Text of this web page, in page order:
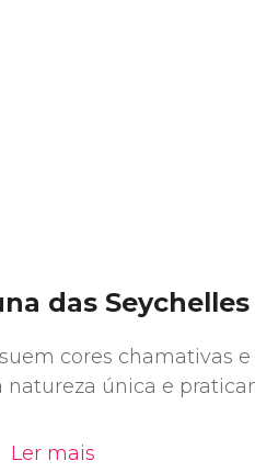
das Seychelles
cores chamativas
única e
Ler mais